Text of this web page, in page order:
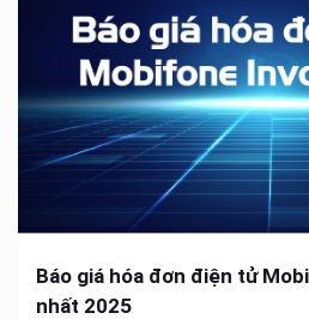
Báo giá hóa đơn điện tử
nhất 2025